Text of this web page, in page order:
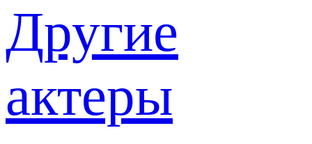
Другие
актеры